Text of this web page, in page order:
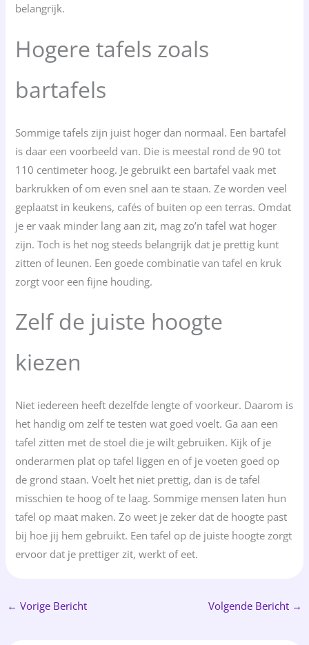
belangrijk.
Hogere tafels zoals
bartafels
Sommige tafels zijn juist hoger dan normaal. Een bartafel
is daar een voorbeeld van. Die is meestal rond de 90 tot
110 centimeter hoog. Je gebruikt een bartafel vaak met
barkrukken of om even snel aan te staan. Ze worden veel
geplaatst in keukens, cafés of buiten op een terras. Omdat
je er vaak minder lang aan zit, mag zo’n tafel wat hoger
zijn. Toch is het nog steeds belangrijk dat je prettig kunt
zitten of leunen. Een goede combinatie van tafel en kruk
zorgt voor een fijne houding.
Zelf de juiste hoogte
kiezen
Niet iedereen heeft dezelfde lengte of voorkeur. Daarom is
het handig om zelf te testen wat goed voelt. Ga aan een
tafel zitten met de stoel die je wilt gebruiken. Kijk of je
onderarmen plat op tafel liggen en of je voeten goed op
de grond staan. Voelt het niet prettig, dan is de tafel
misschien te hoog of te laag. Sommige mensen laten hun
tafel op maat maken. Zo weet je zeker dat de hoogte past
bij hoe jij hem gebruikt. Een tafel op de juiste hoogte zorgt
ervoor dat je prettiger zit, werkt of eet.
← Vorige Bericht Volgende Bericht →